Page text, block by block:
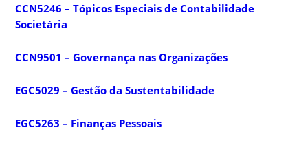
CCN5246 – Tópicos Especiais de Contabilidade
Societária
CCN9501 – Governança nas Organizações
EGC5029 – Gestão da Sustentabilidade
EGC5263 – Finanças Pessoais